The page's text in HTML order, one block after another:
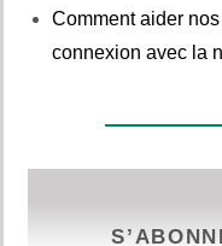
Comment aider
connexion avec la